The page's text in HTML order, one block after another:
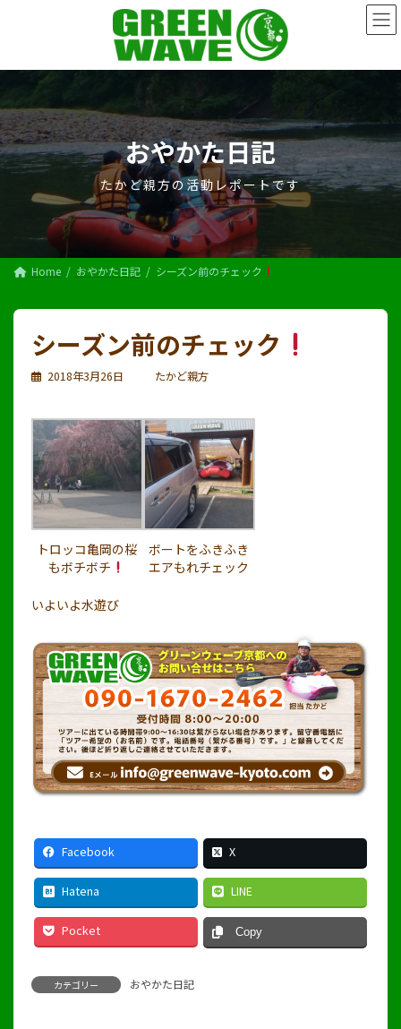
ス
キ
ッ
プ
ン
に
移
動
おやかた日記
たかど親方の活動レポートです
Home おやかた日記 シーズン前のチェック
シーズン前のチェック
2018年3月26日 たかど親方
トロッコ亀岡の桜
もボチボチ
ボートをふきふき
エアもれチェック
いよいよ水遊び
Facebook X
Hatena LINE
Pocket Copy
カテゴリー おやかた日記